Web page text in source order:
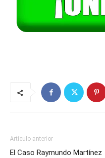
Artículo anterior
El Caso Raymundo Martínez